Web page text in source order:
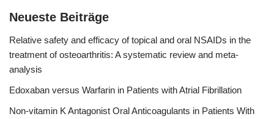
Neueste Beiträge
Relative safety and efficacy of topical and oral NSAIDs in the
treatment of osteoarthritis: A systematic review and meta-
analysis
Edoxaban versus Warfarin in Patients with Atrial Fibrillation
Non-vitamin K Antagonist Oral Anticoagulants in Patients With